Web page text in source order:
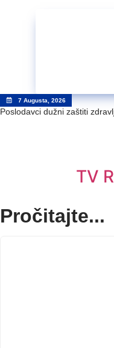
7 Augusta, 2026
Poslodavci dužni zaštiti
TV
Pročitajte...